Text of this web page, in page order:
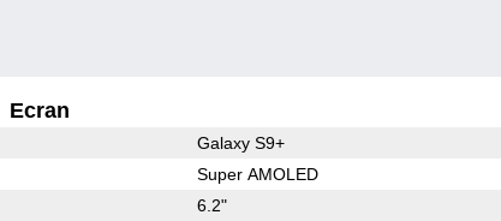
Ecran
Galaxy S9+
Super AMOLED
6.2"